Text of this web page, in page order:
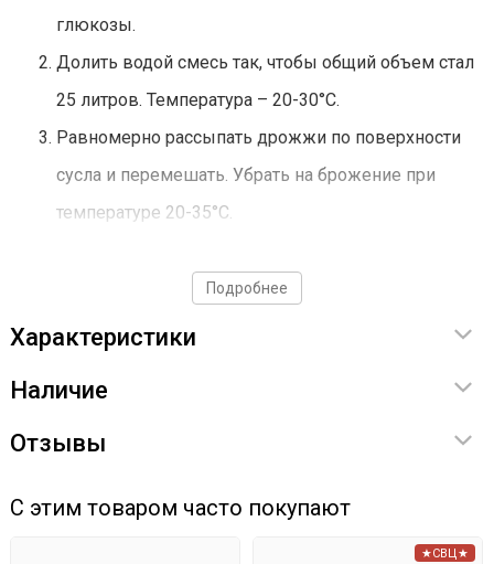
глюкозы.
Долить водой смесь так, чтобы общий объем стал
25 литров. Температура – 20-30°С.
Равномерно рассыпать дрожжи по поверхности
сусла и перемешать. Убрать на брожение при
температуре 20-35°С.
Подробнее
Характеристики
Наличие
Отзывы
С этим товаром часто покупают
★СВЦ★